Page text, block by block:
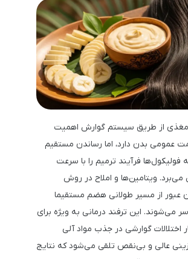
مغذی از طریق سیستم گوارش اهمیت
عمومی بدن دارد، اما رساندن مستقیم
فولیکول‌ها فرآیند ترمیم را با سرعت
ویتامین‌ها و املاح در روش
عبور از مسیر طولانی هضم مستقیما
این ترفند درمانی به ویژه برای
اختلالات گوارشی در جذب مواد آلی
عالی و بی‌نقص تلقی می‌شود که نتایج